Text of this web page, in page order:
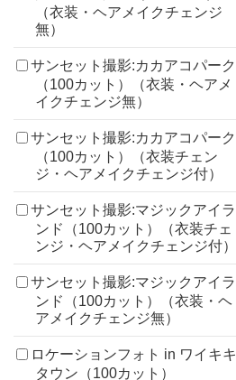
（衣装・ヘアメイクチェンジ
無）
サンセット撮影:カカアコパーク
（100カット）（衣装・ヘアメ
イクチェンジ無）
サンセット撮影:カカアコパーク
（100カット）（衣装チェン
ジ・ヘアメイクチェンジ付）
サンセット撮影:マジックアイラ
ンド（100カット）（衣装チェ
ンジ・ヘアメイクチェンジ付）
サンセット撮影:マジックアイラ
ンド（100カット）（衣装・ヘ
アメイクチェンジ無）
ロケーションフォト in ワイキキ
タウン（100カット）